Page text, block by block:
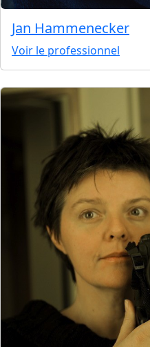
Jan Hammenecker
Voir le professionnel